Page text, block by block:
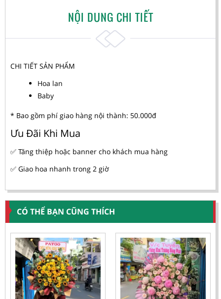
NỘI DUNG CHI TIẾT
CHI TIẾT SẢN PHẨM
Hoa lan
Baby
* Bao gồm phí giao hàng nội thành: 50.000đ
Ưu Đãi Khi Mua
✅ Tăng thiệp hoặc banner cho khách mua hàng
✅ Giao hoa nhanh trong 2 giờ
CÓ THỂ BẠN CŨNG THÍCH